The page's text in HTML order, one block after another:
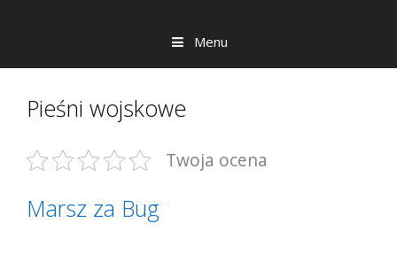
Menu
Pieśni wojskowe
Twoja ocena
Marsz za Bug